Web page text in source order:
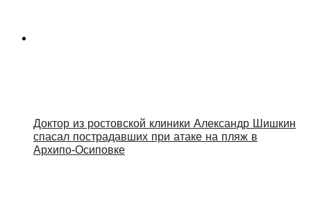
Доктор из ростовской клиники Александр Шишкин
спасал пострадавших при атаке на пляж в
Архипо‑Осиповке